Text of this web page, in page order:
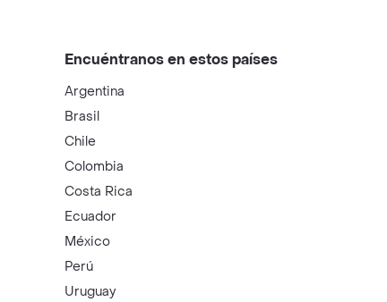
Encuéntranos en estos países
Argentina
Brasil
Chile
Colombia
Costa Rica
Ecuador
México
Perú
Uruguay